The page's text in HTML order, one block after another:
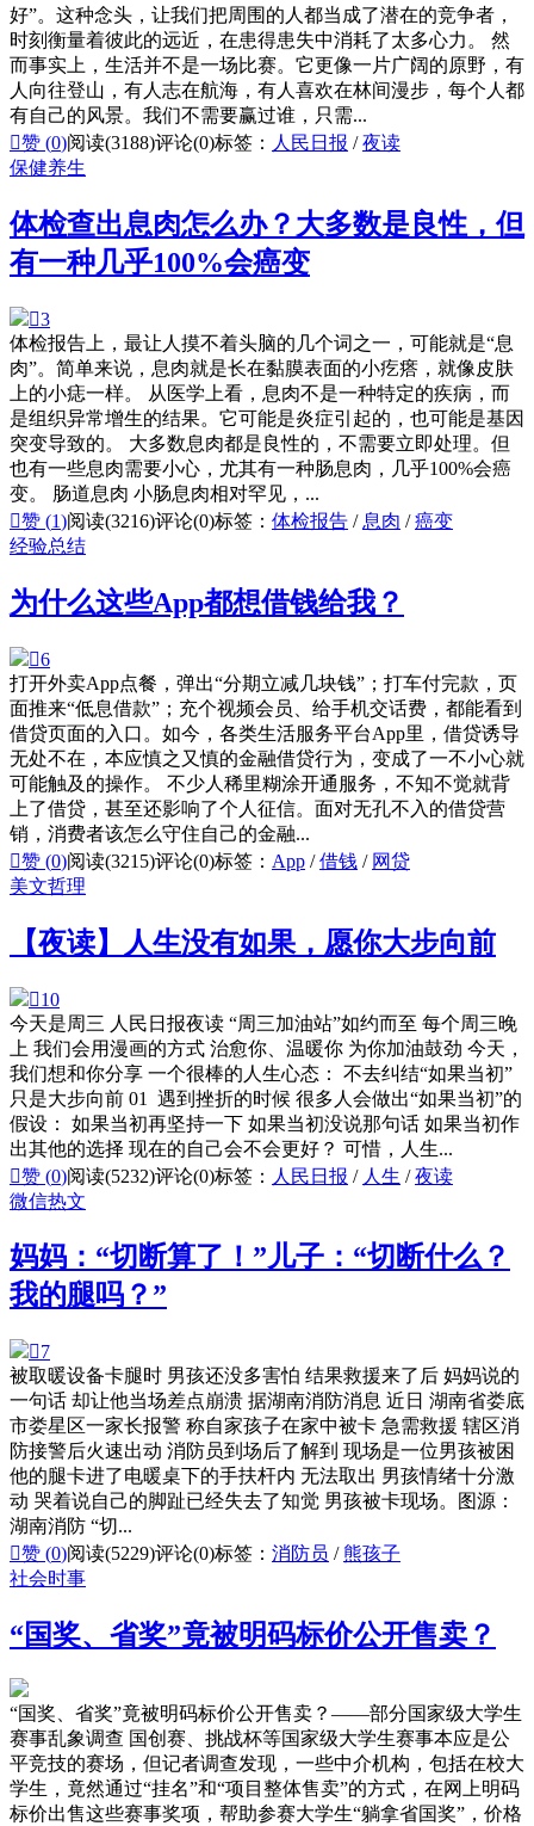
好”。这种念头，让我们把周围的人都当成了潜在的竞争者，
时刻衡量着彼此的远近，在患得患失中消耗了太多心力。 然
而事实上，生活并不是一场比赛。它更像一片广阔的原野，有
人向往登山，有人志在航海，有人喜欢在林间漫步，每个人都
有自己的风景。我们不需要赢过谁，只需...
赞 (0)阅读(3188)评论(0)标签： 人民日报 /夜读
保健养生
体检查出息肉怎么办？大多数是良性，但
有一种几乎100%会癌变
3
体检报告上，最让人摸不着头脑的几个词之一，可能就是“息
肉”。简单来说，息肉就是长在黏膜表面的小疙瘩，就像皮肤
上的小痣一样。 从医学上看，息肉不是一种特定的疾病，而
是组织异常增生的结果。它可能是炎症引起的，也可能是基因
突变导致的。 大多数息肉都是良性的，不需要立即处理。但
也有一些息肉需要小心，尤其有一种肠息肉，几乎100%会癌
变。 肠道息肉 小肠息肉相对罕见，...
赞 (1)阅读(3216)评论(0)标签： 体检报告 / 息肉 /癌变
经验总结
为什么这些App都想借钱给我？
6
打开外卖App点餐，弹出“分期立减几块钱”；打车付完款，页
面推来“低息借款”；充个视频会员、给手机交话费，都能看到
借贷页面的入口。如今，各类生活服务平台App里，借贷诱导
无处不在，本应慎之又慎的金融借贷行为，变成了一不小心就
可能触及的操作。 不少人稀里糊涂开通服务，不知不觉就背
上了借贷，甚至还影响了个人征信。面对无孔不入的借贷营
销，消费者该怎么守住自己的金融...
赞 (0)阅读(3215)评论(0)标签： App /借钱 / 网贷
美文哲理
【夜读】人生没有如果，愿你大步向前
10
今天是周三 人民日报夜读 “周三加油站”如约而至 每个周三晚
上 我们会用漫画的方式 治愈你、温暖你 为你加油鼓劲 今天，
我们想和你分享 一个很棒的人生心态： 不去纠结“如果当初”
只是大步向前 01 遇到挫折的时候 很多人会做出“如果当初”的
假设： 如果当初再坚持一下 如果当初没说那句话 如果当初作
出其他的选择 现在的自己会不会更好？ 可惜，人生...
赞 (0)阅读(5232)评论(0)标签： 人民日报 / 人生 /夜读
微信热文
妈妈：“切断算了！”儿子：“切断什么？
我的腿吗？”
7
被取暖设备卡腿时 男孩还没多害怕 结果救援来了后 妈妈说的
一句话 却让他当场差点崩溃 据湖南消防消息 近日 湖南省娄底
市娄星区一家长报警 称自家孩子在家中被卡 急需救援 辖区消
防接警后火速出动 消防员到场后了解到 现场是一位男孩被困
他的腿卡进了电暖桌下的手扶杆内 无法取出 男孩情绪十分激
动 哭着说自己的脚趾已经失去了知觉 男孩被卡现场。图源：
湖南消防 “切...
赞 (0)阅读(5229)评论(0)标签： 消防员 /熊孩子
社会时事
“国奖、省奖”竟被明码标价公开售卖？
“国奖、省奖”竟被明码标价公开售卖？——部分国家级大学生
赛事乱象调查 国创赛、挑战杯等国家级大学生赛事本应是公
平竞技的赛场，但记者调查发现，一些中介机构，包括在校大
学生，竟然通过“挂名”和“项目整体售卖”的方式，在网上明码
标价出售这些赛事奖项，帮助参赛大学生“躺拿省国奖”，价格